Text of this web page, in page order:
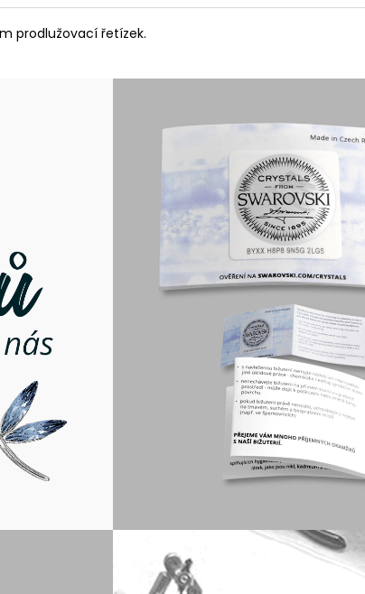
prodlužovací řetízek.